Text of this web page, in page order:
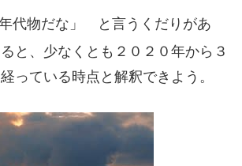
代物だな」 と言うくだりがあ
と、少なくとも２０２０年から３
っている時点と解釈できよう。